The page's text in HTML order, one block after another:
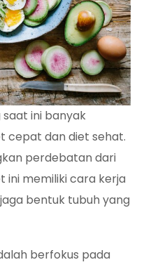
saat ini banyak
cepat dan diet sehat.
perdebatan dari
ini memiliki cara kerja
bentuk tubuh yang
berfokus pada